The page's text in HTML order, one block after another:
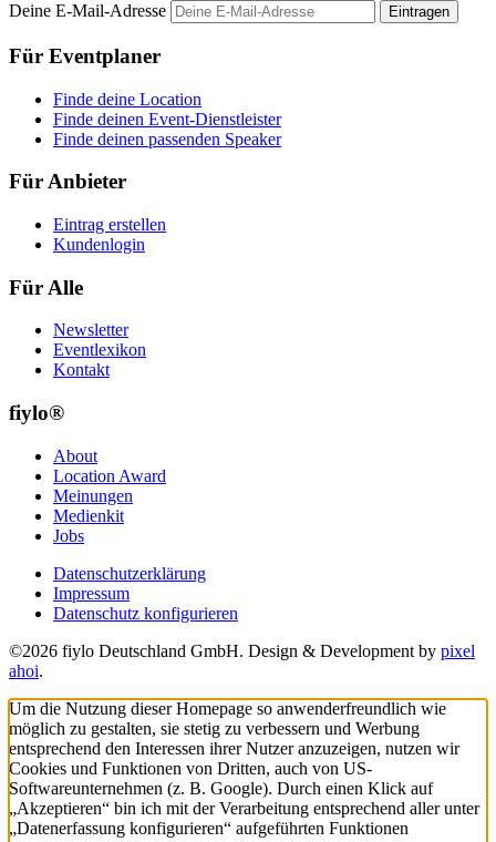
Deine E-Mail-Adresse Eintragen
Für Eventplaner
Finde deine Location
Finde deinen Event-Dienstleister
Finde deinen passenden Speaker
Für Anbieter
Eintrag erstellen
Kundenlogin
Für Alle
Newsletter
Eventlexikon
Kontakt
fiylo®
About
Location Award
Meinungen
Medienkit
Jobs
Datenschutzerklärung
Impressum
Datenschutz konfigurieren
©2026 fiylo Deutschland GmbH. Design & Development by pixel
ahoi.
Um die Nutzung dieser Homepage so anwenderfreundlich wie
möglich zu gestalten, sie stetig zu verbessern und Werbung
entsprechend den Interessen ihrer Nutzer anzuzeigen, nutzen wir
Cookies und Funktionen von Dritten, auch von US-
Softwareunternehmen (z. B. Google). Durch einen Klick auf
„Akzeptieren“ bin ich mit der Verarbeitung entsprechend aller unter
„Datenerfassung konfigurieren“ aufgeführten Funktionen